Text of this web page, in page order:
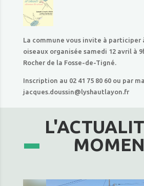
La commune vous invite à participer
oiseaux organisée samedi 12 avril à
Rocher de la Fosse-de-Tigné.
Inscription au 02 41 75 80 60 ou par
jacques.doussin@lyshautlayon.fr